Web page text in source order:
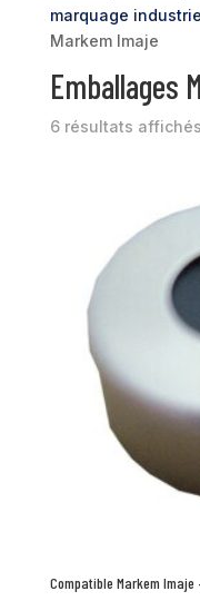
marquage
Markem Imaje
Emballages
6 résultats affichés
Compatible Markem Imaje